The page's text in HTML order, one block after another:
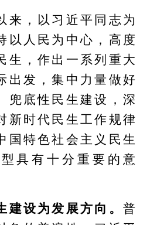
，以习近平同志为
以人民为中心，高度
生，作出一系列重大
出发，集中力量做好
兜底性民生建设，深
新时代民生工作规律
国特色社会主义民生
具有十分重要的意
建设为发展方向。普